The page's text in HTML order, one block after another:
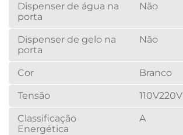
Dispenser de água na
porta
Não
Dispenser de gelo na
porta
Não
Cor Branco
Tensão 110V220V
Classificação
Energética
A